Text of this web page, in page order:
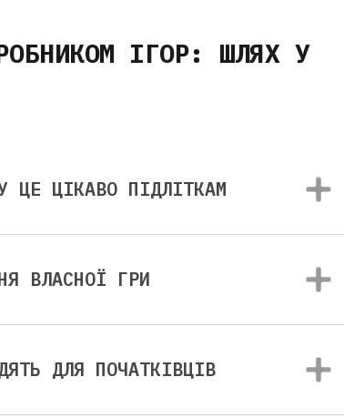
ІГОР: ШЛЯХ У
ЦЕ ЦІКАВО ПІДЛІТКАМ
ВЛАСНОЇ ГРИ
ДЛЯ ПОЧАТКІВЦІВ